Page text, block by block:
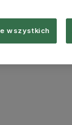
wszystkich